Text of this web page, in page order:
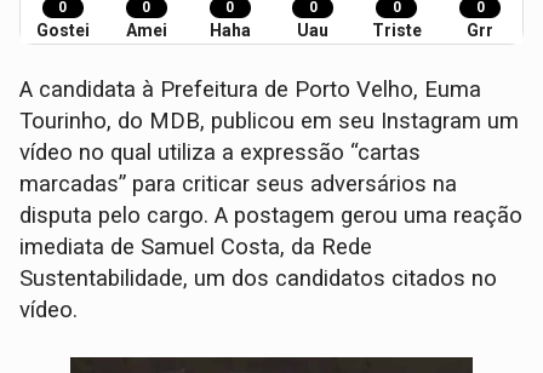
0
Gostei
0
Amei
0
Haha
0
Uau
0
Triste
0
Grr
A candidata à Prefeitura de Porto Velho, Euma
Tourinho, do MDB, publicou em seu Instagram um
vídeo no qual utiliza a expressão “cartas
marcadas” para criticar seus adversários na
disputa pelo cargo. A postagem gerou uma reação
imediata de Samuel Costa, da Rede
Sustentabilidade, um dos candidatos citados no
vídeo.